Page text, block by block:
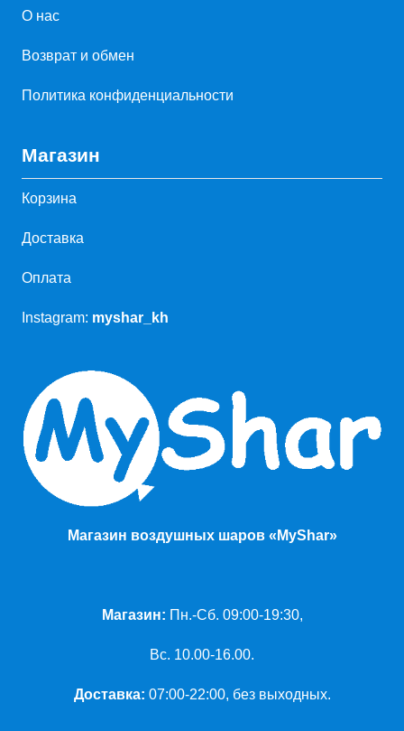
О нас
Возврат и обмен
Политика конфиденциальности
Магазин
Корзина
Доставка
Оплата
Instagram: myshar_kh
Магазин воздушных шаров «MyShar»
Магазин: Пн.-Сб. 09:00-19:30,
Вс. 10.00-16.00.
Доставка: 07:00-22:00, без выходных.